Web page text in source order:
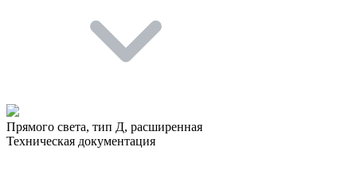
Прямого света, тип Д, расширенная
Техническая документация